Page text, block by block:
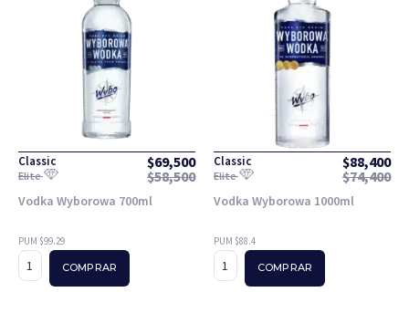
Classic $69,500
Elite $58,500
Vodka Wyborowa 700ml
PUM $99.29
COMPRAR
Classic $88,400
Elite $74,400
Vodka Wyborowa 1000ml
PUM $88.4
COMPRAR